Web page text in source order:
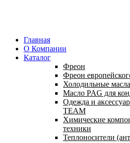
Главная
О Компании
Каталог
Фреон
Фреон
Холодильные масла
Масло PAG для
Одежда и
TEAM
Химические
техники
Теплоносители